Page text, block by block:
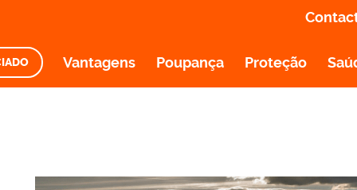
Vantagens Poupança Proteção